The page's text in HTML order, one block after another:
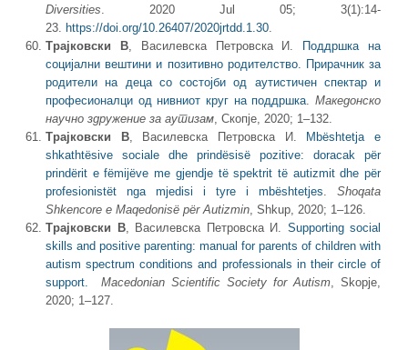
Diversities. 2020 Jul 05; 3(1):14-
23. https://doi.org/10.26407/2020jrtdd.1.30.
Трајковски В, Василевска Петровска И.
Поддршка на
социјални вештини и позитивно родителство. Прирачник за
родители на деца со состојби од аутистичен спектар и
професионалци од нивниот круг на поддршка.Македонско
научно здружение за аутизам, Скопје, 2020; 1‒132.
Трајковски В, Василевска Петровска И.
Mbështetja e
shkathtësive sociale dhe prindësisë pozitive: doracak për
prindërit e fëmijëve me gjendje të spektrit të autizmit dhe për
profesionistët nga mjedisi i tyre i mbështetjes. Shoqata
Shkencore e Maqedonisë për Autizmin, Shkup, 2020; 1‒126.
Трајковски В, Василевска Петровска И. Supporting social
skills and positive parenting: manual for parents of children with
autism spectrum conditions and professionals in their circle of
support.
Macedonian Scientific Society for Autism, Skopje,
2020; 1‒127.